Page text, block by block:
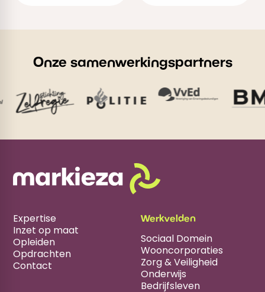
Onze samenwerkingspartners
Expertise
Inzet op maat
Opleiden
Opdrachten
Contact
Werkvelden
Sociaal Domein
Wooncorporaties
Zorg & Veiligheid
Onderwijs
Bedrijfsleven